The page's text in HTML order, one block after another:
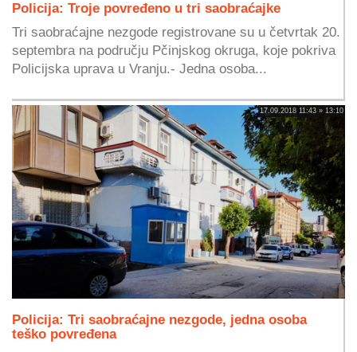
Policija: Troje povređeno u tri saobraćajke
Tri saobraćajne nezgode registrovane su u četvrtak 20.
septembra na području Pčinjskog okruga, koje pokriva
Policijska uprava u Vranju.- Jedna osoba...
17.09.2018 11:43 » 13:10
Policija: Tri saobraćajne nezgode, jedna osoba
teško povređena